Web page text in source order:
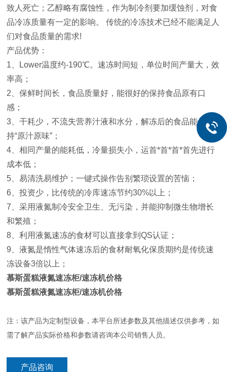
致人死亡；乙醇略有腐蚀性，作为制冷剂要加缓蚀剂，对食
品冷冻质量有一定的影响。 传统的冷冻技术已经不能满足人
们对食品质量的需求!
产品优势：
1、Lower温度约-190℃。速冻时间短，单位时间产量大，效
率高；
2、保鲜时间长，食品质量好，能很好的保持食品原有口
感；
3、干耗少，不流失营养汁液和水分，解冻后的食品能保
持“原汁原味”；
4、相同产量的能耗低，冷量损失小，运首*首*首*首先进行
成本低；
5、易清洗易维护；一键式操作告别繁琐设置的苦恼；
6、投资少，比传统的冷库速冻节约30%以上；
7、采用液氮制冷安全卫生、无污染，并能抑制微生物增长
和繁殖；
8、利用液氮速冻的食材可以直接拿到QS认证；
9、液氮是惰性气体速冻后的食材耐氧化保质期约是传统速
冻设备3倍以上；
慕斯蛋糕液氮速冻柜/速冻机价格
慕斯蛋糕液氮速冻柜/速冻机价格
注：该产品为定制型设备，本平台所述参数及其他描述仅供参考，如
需了解产品实际价格和参数请咨询本公司销售人员。
产品咨询